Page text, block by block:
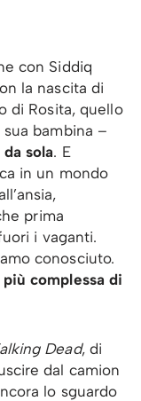
con Siddiq
la nascita di
di Rosita, quello
bambina –
sola. E
in un mondo
prima
i vaganti.
conosciuto.
complessa di
Dead, di
dal camion
lo sguardo